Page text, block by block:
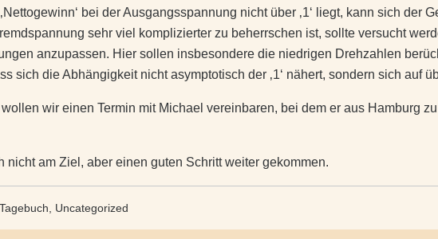
bei der Ausgangsspannung nicht über ‚1‘ liegt, kann sich der
sehr viel komplizierter zu beherrschen ist, sollte versucht
anzupassen. Hier sollen insbesondere die niedrigen Drehzahlen
sich die Abhängigkeit nicht asymptotisch der ‚1‘ nähert, sondern sich auf
wir einen Termin mit Michael vereinbaren, bei dem er aus Hamburg
nicht am Ziel, aber einen guten Schritt weiter gekommen.
Tagebuch, Uncategorized